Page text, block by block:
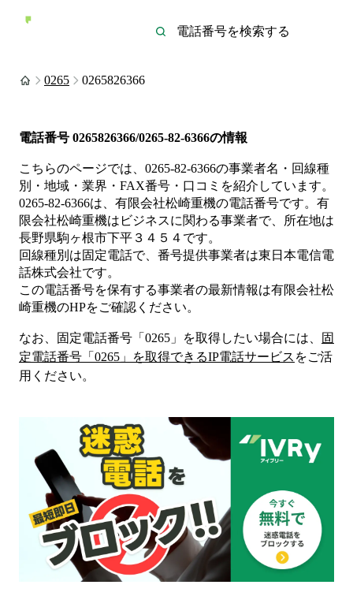
0265 0265826366
電話番号 0265826366/0265-82-6366の情報
こちらのページでは、 0265-82-6366の事業者名・回線種
別・地域・業界・FAX番号・口コミを紹介しています。
0265-82-6366は、 有限会社松崎重機の電話番号です。 有
限会社松崎重機は ビジネスに関わる事業者で、所在地は
長野県駒ヶ根市下平３４５４ です。
回線種別は固定電話で、番号提供事業者は東日本電信電
話株式会社です。
この電話番号を保有する事業者の最新情報は有限会社松
崎重機のHPをご確認ください。
なお、固定電話番号「 0265 」を取得したい場合には、
固
定電話番号「 0265 」を取得できるIP電話サービス をご活
用ください。